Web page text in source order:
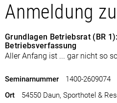
Anmeldung
Grundlagen Betriebsrat (BR
Betriebsverfassung
Aller Anfang ist ... gar nicht so
Seminarnummer
1400-2609074
Ort
54550 Daun, Sporthotel &